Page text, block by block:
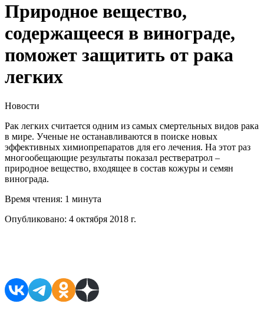
Природное вещество,
содержащееся в винограде,
поможет защитить от рака
легких
Новости
Рак легких считается одним из самых смертельных видов рака
в мире. Ученые не останавливаются в поиске новых
эффективных химиопрепаратов для его лечения. На этот раз
многообещающие результаты показал рествератрол –
природное вещество, входящее в состав кожуры и семян
винограда.
Время чтения: 1 минута
Опубликовано: 4 октября 2018 г.